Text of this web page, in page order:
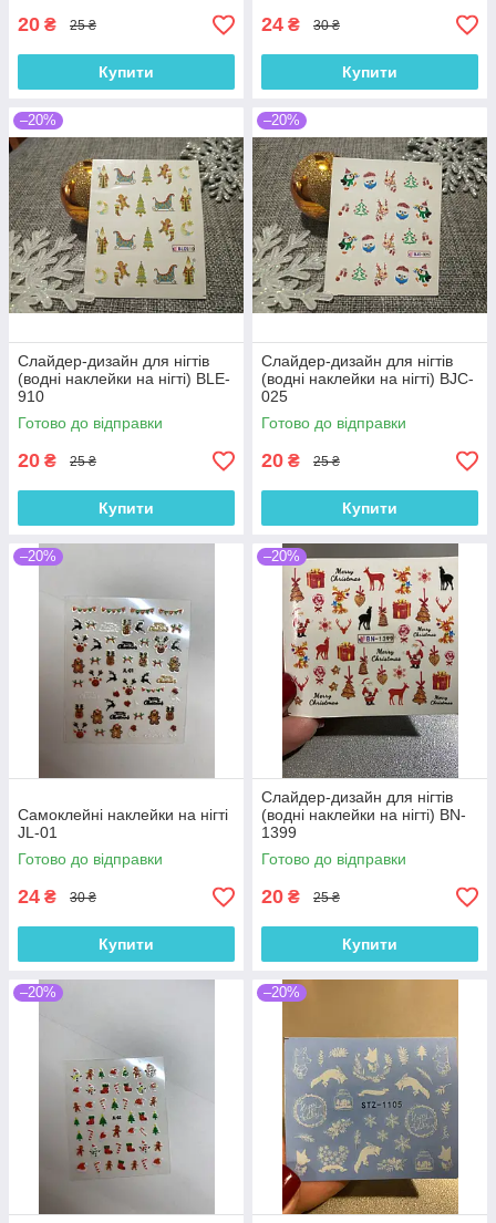
20 ₴ 25 ₴
Купити
24 ₴ 30 ₴
Купити
–20%
Слайдер-дизайн для нігтів
(водні наклейки на нігті) BLE-
910
Готово до відправки
20 ₴ 25 ₴
Купити
–20%
Слайдер-дизайн для нігтів
(водні наклейки на нігті) BJC-
025
Готово до відправки
20 ₴ 25 ₴
Купити
–20%
Самоклейні наклейки на нігті
JL-01
Готово до відправки
24 ₴ 30 ₴
Купити
–20%
Слайдер-дизайн для нігтів
(водні наклейки на нігті) BN-
1399
Готово до відправки
20 ₴ 25 ₴
Купити
–20% –20%